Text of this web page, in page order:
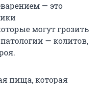
— это
могут грозить
— колитов,
пища, которая